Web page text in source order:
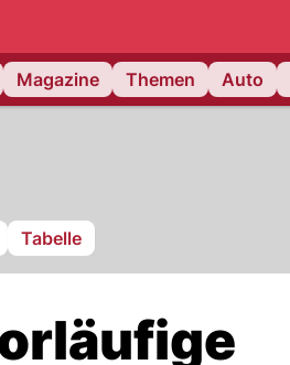
Magazine Themen Auto
Tabelle